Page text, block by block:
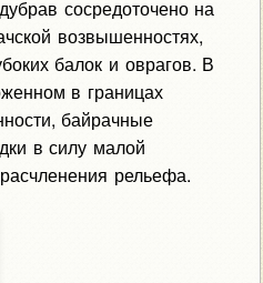
сосредоточено на
возвышенностях,
балок и оврагов. В
в границах
байрачные
в силу малой
рельефа.